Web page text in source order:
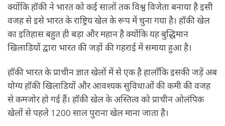
क्योंकि हॉकी ने भारत को कई सालों तक विश्व विजेता बनाया है इसी
वजह से इसे भारत के राष्ट्रिय खेल के रूप में चुना गया है। हॉकी खेल
का इतिहास बहुत ही बड़ा और महान है क्योंकि यह बुद्धिमान
खिलाडियों द्वारा भारत की जड़ों की गहराई में समाया हुआ है।
हॉकी भारत के प्राचीन ज्ञात खेलों में से एक है हालाँकि इसकी जड़ें अब
योग्य हॉकी खिलाडियों और आवश्यक सुविधाओं की कमी की वजह
से कमजोर हो गई हैं। हॉकी खेल के अस्तित्व को प्राचीन ओलंपिक
खेलों से पहले 1200 साल पुराना खेल माना जाता है।